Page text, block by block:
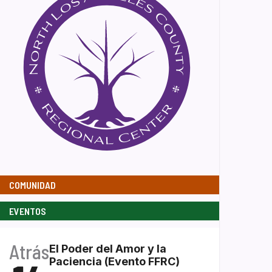
COMUNIDAD
EVENTOS
AtrásEl Poder del Amor y la
Paciencia (Evento FFRC)